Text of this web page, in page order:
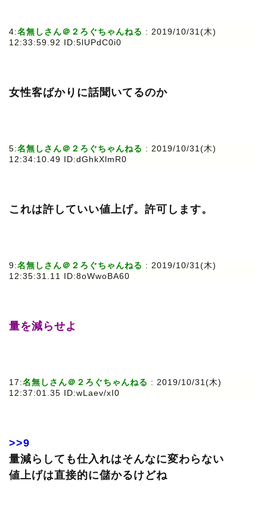
4:名無しさん＠２ろぐちゃんねる : 2019/10/31(木)
12:33:59.92 ID:5lUPdC0i0
女性客ばかりに話聞いてるのか
5:名無しさん＠２ろぐちゃんねる : 2019/10/31(木)
12:34:10.49 ID:dGhkXlmR0
これは許していい値上げ。許可します。
9:名無しさん＠２ろぐちゃんねる : 2019/10/31(木)
12:35:31.11 ID:8oWwoBA60
量を減らせよ
17:名無しさん＠２ろぐちゃんねる : 2019/10/31(木)
12:37:01.35 ID:wLaev/xI0
>>9
量減らしても仕入れはそんなに変わらない
値上げは直接的に儲かるけどね